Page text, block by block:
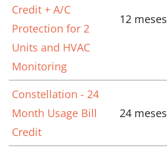
Credit + A/C
Protection for 2
Units and HVAC
Monitoring
12 meses
Constellation - 24
Month Usage Bill
Credit
24 meses